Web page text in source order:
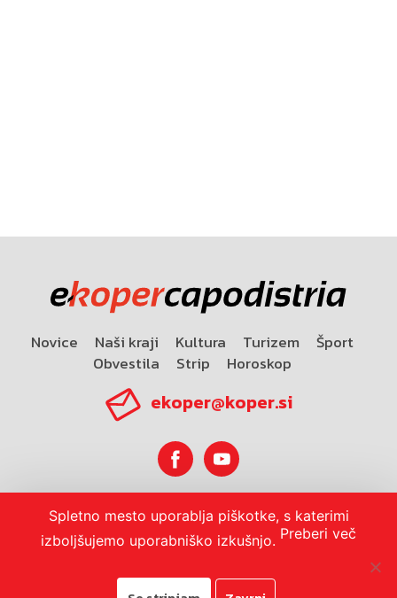
Novice Naši kraji Kultura Turizem
Šport
Obvestila
Strip Horoskop
ekoper@koper.si
Horoskop
Spletno mesto uporablja piškotke, s katerimi
izboljšujemo uporabniško izkušnjo. Preberi več